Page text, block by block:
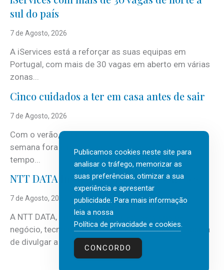
sul do país
7 de Agosto, 2026
A iServices está a reforçar as suas equipas em
Portugal, com mais de 30 vagas em aberto em várias
zonas...
Cinco cuidados a ter em casa antes de sair
7 de Agosto, 2026
Com o verão, chegam também as férias, os fins-de-
semana fora e os dias em que a casa fica mais
tempo...
NTT DATA Insurtech Global Outlook 2026
7 de Agosto, 2026
A NTT DATA, consultora global em serviços de
negócio, tecnologia e inteligência artificial (IA), acaba
de divulgar a mais recente...
Publicamos cookies neste site para
analisar o tráfego, memorizar as
suas preferências, otimizar a sua
experiência e apresentar
publicidade. Para mais informação
leia a nossa
Política de privacidade e cookies.
CONCORDO